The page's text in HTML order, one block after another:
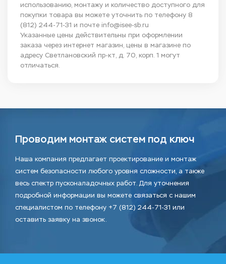
использованию, монтажу и количество доступного для
покупки товара вы можете уточнить по телефону 8
(812) 244-71-31 и почте info@isee-sb.ru
Указанные цены действительны при оформлении
заказа через интернет магазин, цены в магазине по
адресу Светлановский пр-кт, д. 70, корп. 1 могут
отличаться.
Проводим монтаж систем под ключ
Наша компания предлагает проектирование и монтаж
систем безопасности любого уровня сложности, а также
весь спектр пусконаладочных работ. Для уточнения
подробной информации вы можете связаться с нашим
специалистом по телефону +7 (812) 244-71-31 или
оставить заявку на звонок.